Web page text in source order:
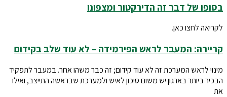
בסופו של דבר זה הדירקטור ומצפונו
לקריאה לחצו כאן.
קריירה: המעבר לראש הפירמידה – לא עוד שלב בקידום
מינוי לראש המערכת זה לא עוד קידום; זה כבר משהו אחר. במעבר לתפקיד
הבכיר ביותר בארגון יש משום סיכון לאיש ולמערכת שבראשה התייצב, ואילו
את